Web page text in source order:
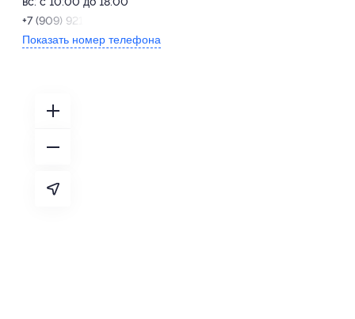
+7 (909) 921-35-21
Показать номер телефона